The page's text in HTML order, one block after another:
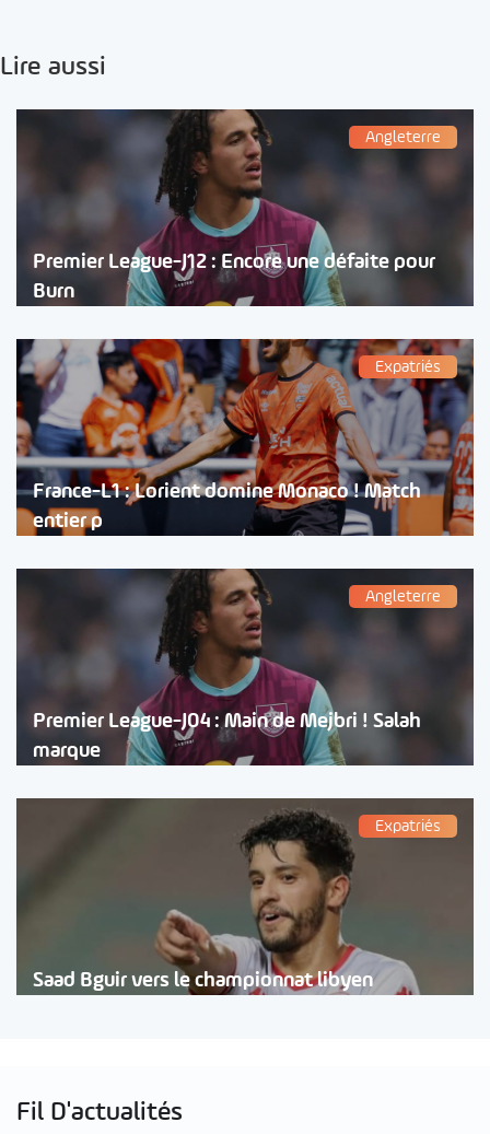
Lire aussi
Angleterre
Premier League-J12 : Encore une défaite pour
Burn
Expatriés
France-L1 : Lorient domine Monaco ! Match
entier p
Angleterre
Premier League-J04 : Main de Mejbri ! Salah
marque
Expatriés
Saad Bguir vers le championnat libyen
Fil D'actualités